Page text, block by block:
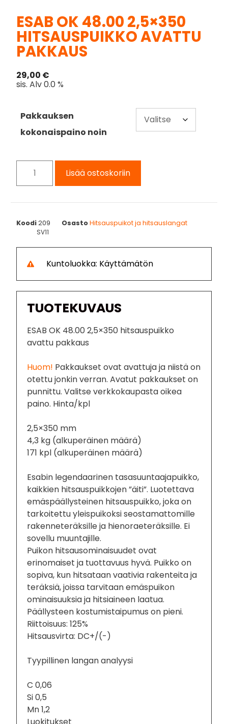
ESAB OK 48.00 2,5×350
HITSAUSPUIKKO AVATTU
PAKKAUS
29,00 €
sis. Alv 0.0 %
Pakkauksen
kokonaispaino noin
Lisää ostoskoriin
Koodi209 OsastoHitsauspuikot ja hitsauslangat
SV11
Kuntoluokka: Käyttämätön
TUOTEKUVAUS
ESAB OK 48.00 2,5×350 hitsauspuikko
avattu pakkaus
Huom! Pakkaukset ovat avattuja ja niistä on
otettu jonkin verran. Avatut pakkaukset on
punnittu. Valitse verkkokaupasta oikea
paino. Hinta/kpl
2,5×350 mm
4,3 kg (alkuperäinen määrä)
171 kpl (alkuperäinen määrä)
Esabin legendaarinen tasasuuntaajapuikko,
kaikkien hitsauspuikkojen ”äiti”. Luotettava
emäspäällysteinen hitsauspuikko, joka on
tarkoitettu yleispuikoksi seostamattomille
rakenneteräksille ja hienoraeteräksille. Ei
sovellu muuntajille.
Puikon hitsausominaisuudet ovat
erinomaiset ja tuottavuus hyvä. Puikko on
sopiva, kun hitsataan vaativia rakenteita ja
teräksiä, joissa tarvitaan emäspuikon
ominaisuuksia ja hitsiaineen laatua.
Päällysteen kostumistaipumus on pieni.
Riittoisuus: 125%
Hitsausvirta: DC+/(-)
Tyypillinen langan analyysi
C 0,06
Si 0,5
Mn 1,2
Luokitukset